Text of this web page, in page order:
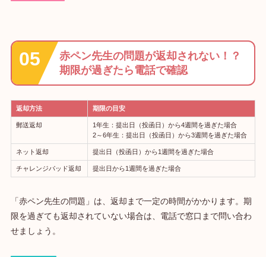
赤ペン先生の問題が返却されない！？
期限が過ぎたら電話で確認
返却方法 期限の目安
郵送返却
1年生：提出日（投函日）から4週間を過ぎた場合
2～6年生：提出日（投函日）から3週間を過ぎた場合
ネット返却 提出日（投函日）から1週間を過ぎた場合
チャレンジパッド返却 提出日から1週間を過ぎた場合
「赤ペン先生の問題」は、返却まで一定の時間がかかります。期
限を過ぎても返却されていない場合は、電話で窓口まで問い合わ
せましょう。